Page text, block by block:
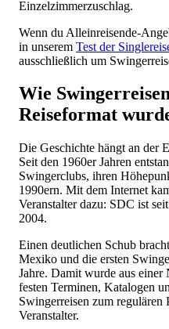
Einzelzimmerzuschlag.
Wenn du Alleinreisende-
in unserem Test der
ausschließlich um
Wie
Reiseformat
Die Geschichte hängt an der
Seit den 1960er Jahren
Swingerclubs, ihren
1990ern. Mit dem Internet
Veranstalter dazu: SDC ist
2004.
Einen deutlichen Schub
Mexiko und die ersten
Jahre. Damit wurde aus einer
festen Terminen, Katalogen
Swingerreisen zum regulären
Veranstalter.